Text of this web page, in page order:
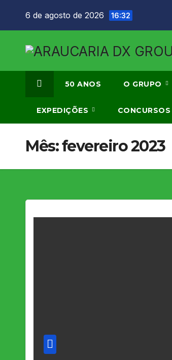
6 de agosto de 2026 16:32
50 ANOS O GRUPO
EXPEDIÇÕES CONCURSOS
Mês:fevereiro 2023